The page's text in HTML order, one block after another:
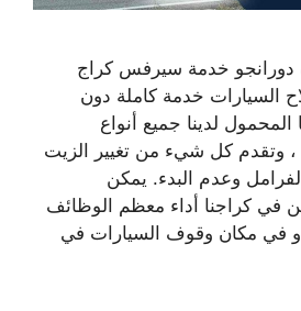
دورانجو خدمة سيرفس كراج
السيارات خدمة كاملة دون
لدينا جميع أنواع
، وتقدم كل شيء من تغيير الزيت
وعدم البدء. يمكن
في كراجنا أداء معظم الوظائف
في مكان وقوف السيارات في